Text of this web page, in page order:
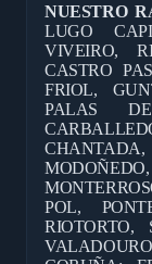
NUESTRO
LUGO
VIVEIRO,
CASTRO
FRIOL,
PALAS
POL,
RIOTORTO,